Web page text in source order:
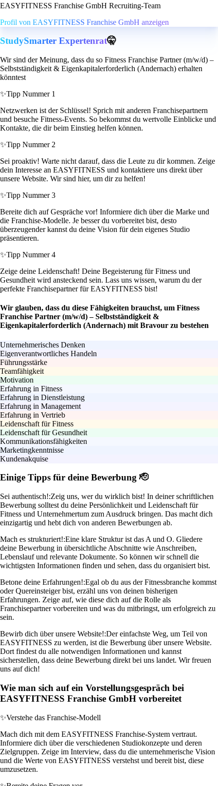
EASYFITNESS Franchise GmbH Recruiting-Team
Profil von EASYFITNESS Franchise GmbH anzeigen
StudySmarter Expertenrat🤫
Wir sind der Meinung, dass du so Fitness Franchise Partner (m/w/d) –
Selbstständigkeit & Eigenkapitalerforderlich (Andernach) erhalten
könntest
✨Tipp Nummer 1
Netzwerken ist der Schlüssel! Sprich mit anderen Franchisepartnern
und besuche Fitness-Events. So bekommst du wertvolle Einblicke und
Kontakte, die dir beim Einstieg helfen können.
✨Tipp Nummer 2
Sei proaktiv! Warte nicht darauf, dass die Leute zu dir kommen. Zeige
dein Interesse an EASYFITNESS und kontaktiere uns direkt über
unsere Website. Wir sind hier, um dir zu helfen!
✨Tipp Nummer 3
Bereite dich auf Gespräche vor! Informiere dich über die Marke und
die Franchise-Modelle. Je besser du vorbereitet bist, desto
überzeugender kannst du deine Vision für dein eigenes Studio
präsentieren.
✨Tipp Nummer 4
Zeige deine Leidenschaft! Deine Begeisterung für Fitness und
Gesundheit wird ansteckend sein. Lass uns wissen, warum du der
perfekte Franchisepartner für EASYFITNESS bist!
Wir glauben, dass du diese Fähigkeiten brauchst, um Fitness
Franchise Partner (m/w/d) – Selbstständigkeit &
Eigenkapitalerforderlich (Andernach) mit Bravour zu bestehen
Unternehmerisches Denken
Eigenverantwortliches Handeln
Führungsstärke
Teamfähigkeit
Motivation
Erfahrung in Fitness
Erfahrung in Dienstleistung
Erfahrung in Management
Erfahrung in Vertrieb
Leidenschaft für Fitness
Leidenschaft für Gesundheit
Kommunikationsfähigkeiten
Marketingkenntnisse
Kundenakquise
Einige Tipps für deine Bewerbung 🫡
Sei authentisch!:Zeig uns, wer du wirklich bist! In deiner schriftlichen
Bewerbung solltest du deine Persönlichkeit und Leidenschaft für
Fitness und Unternehmertum zum Ausdruck bringen. Das macht dich
einzigartig und hebt dich von anderen Bewerbungen ab.
Mach es strukturiert!:Eine klare Struktur ist das A und O. Gliedere
deine Bewerbung in übersichtliche Abschnitte wie Anschreiben,
Lebenslauf und relevante Dokumente. So können wir schnell die
wichtigsten Informationen finden und sehen, dass du organisiert bist.
Betone deine Erfahrungen!:Egal ob du aus der Fitnessbranche kommst
oder Quereinsteiger bist, erzähl uns von deinen bisherigen
Erfahrungen. Zeige auf, wie diese dich auf die Rolle als
Franchisepartner vorbereiten und was du mitbringst, um erfolgreich zu
sein.
Bewirb dich über unsere Website!:Der einfachste Weg, um Teil von
EASYFITNESS zu werden, ist die Bewerbung über unsere Website.
Dort findest du alle notwendigen Informationen und kannst
sicherstellen, dass deine Bewerbung direkt bei uns landet. Wir freuen
uns auf dich!
Wie man sich auf ein Vorstellungsgespräch bei
EASYFITNESS Franchise GmbH vorbereitet
✨Verstehe das Franchise-Modell
Mach dich mit dem EASYFITNESS Franchise-System vertraut.
Informiere dich über die verschiedenen Studiokonzepte und deren
Zielgruppen. Zeige im Interview, dass du die unternehmerische Vision
und die Werte von EASYFITNESS verstehst und bereit bist, diese
umzusetzen.